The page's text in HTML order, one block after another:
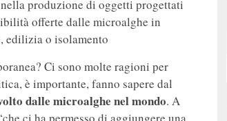
produzione di oggetti progettati
offerte dalle microalghe in
edilizia o isolamento
Ci sono molte ragioni per
è importante, fanno sapere dal
dalle microalghe nel mondo. A